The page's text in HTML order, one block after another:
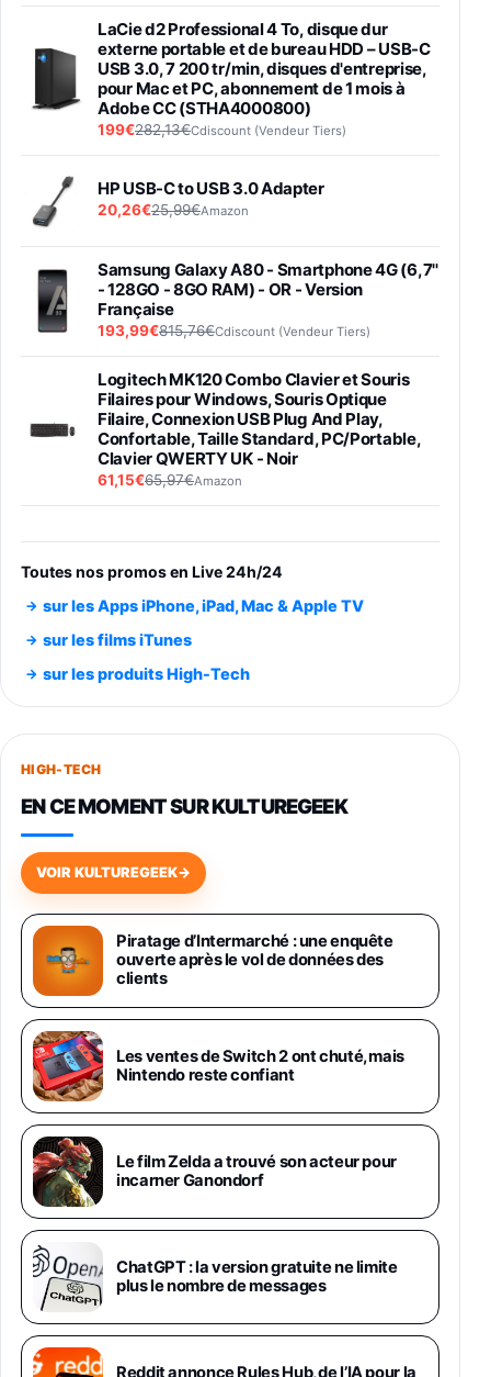
LaCie d2 Professional 4 To, disque dur
externe portable et de bureau HDD – USB-C
USB 3.0, 7 200 tr/min, disques d'entreprise,
pour Mac et PC, abonnement de 1 mois à
Adobe CC (STHA4000800)
199€282,13€Cdiscount (Vendeur Tiers)
HP USB-C to USB 3.0 Adapter
20,26€25,99€Amazon
Samsung Galaxy A80 - Smartphone 4G (6,7''
- 128GO - 8GO RAM) - OR - Version
Française
193,99€815,76€Cdiscount (Vendeur Tiers)
Logitech MK120 Combo Clavier et Souris
Filaires pour Windows, Souris Optique
Filaire, Connexion USB Plug And Play,
Confortable, Taille Standard, PC/Portable,
Clavier QWERTY UK - Noir
61,15€65,97€Amazon
entraénement direct 3 vitesses (33-45-78
trs/min) avec pre-ampli intégré et port USB
Smartphone SAMSUNG Galaxy S26 Ultra
891,99€1199€Fnac (Vendeur Tiers)
Smartphone SAMSUNG Galaxy S26+ Violet
749,99€
648,63€834,71€
Samsung Galaxy Miracle Ultra, Smartphone
Android 5G avec Galaxy AI, 512 Go,
Chargeur Secteur Rapide 25W Inclus,
Smartphone déverrouillé, Noir, Version FR
1019€
Galaxy S26 Ultra 512 Go Bleu
1019€1399€ Fnac (Vendeur Tiers)
Galaxy S26 Ultra 256 Go Violet
892€1199€Fnac (Vendeur Tiers)
Philips SHK2000BL - Casque Enfant - Bleu &
Répartiteur Audio 5 Casques, Blanc
24,94€29,96€Fnac (Vendeur Tiers)
Asus RT-AC59U Routeur sans Fil Double
Bande Gigabit (Serveur et Client VPN, Triple
Vlan, Mode Point d'accès et Bridge, contrôle
Toutes nos promos en Live 24h/24
sur les Apps iPhone, iPad, Mac & Apple TV
sur les films iTunes
sur les produits High-Tech
HIGH-TECH
EN CE MOMENT SUR KULTUREGEEK
VOIR KULTUREGEEK→
Piratage d’Intermarché : une enquête
ouverte après le vol de données des
clients
Les ventes de Switch 2 ont chuté, mais
Nintendo reste confiant
Le film Zelda a trouvé son acteur pour
incarner Ganondorf
ChatGPT : la version gratuite ne limite
plus le nombre de messages
Reddit annonce Rules Hub, de l’IA pour la